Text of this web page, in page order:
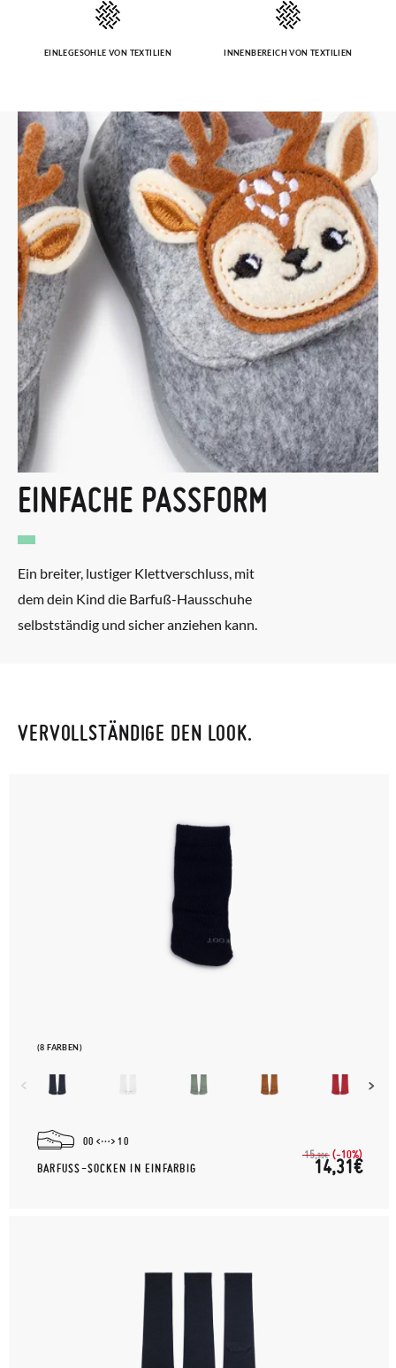
EINLEGESOHLE VON TEXTILIEN INNENBEREICH VON TEXTILIEN
EINFACHE PASSFORM
Ein breiter, lustiger Klettverschluss, mit
dem dein Kind die Barfuß-Hausschuhe
selbstständig und sicher anziehen kann.
VERVOLLSTÄNDIGE DEN LOOK.
(8 FARBEN)
00 10
BARFUSS-SOCKEN IN EINFARBIG
15,90€ (-10%)
14,31€